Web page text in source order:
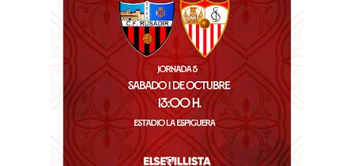
El Sevilla Juvenil A última detalles en Canarias para
su debut en la Cantalejo Province Cup
La cita ante el Espanyol a domicilio ya tiene horario
El dato que destaca a Agoumé entre las cinco
grandes ligas
Juanlu de vuelta a Sevilla para cerrar su fichaje a la